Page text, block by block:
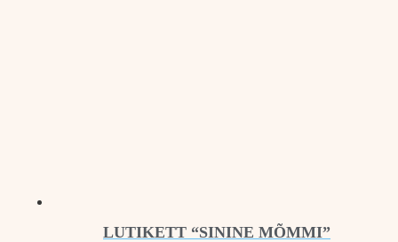
LUTIKETT “SININE MÕMMI”